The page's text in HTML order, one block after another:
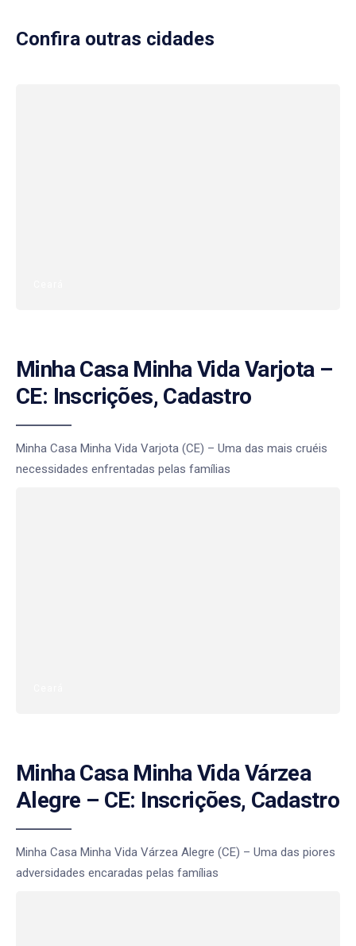
Confira outras cidades
Minha Casa Minha Vida Varjota –
CE: Inscrições, Cadastro
Minha Casa Minha Vida Varjota (CE) – Uma das mais cruéis
necessidades enfrentadas pelas famílias
Minha Casa Minha Vida Várzea
Alegre – CE: Inscrições, Cadastro
Minha Casa Minha Vida Várzea Alegre (CE) – Uma das piores
adversidades encaradas pelas famílias